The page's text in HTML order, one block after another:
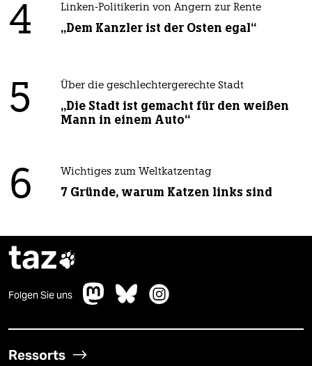
4 Linken-Politikerin von Angern zur Rente
„Dem Kanzler ist der Osten egal“
5 Über die geschlechtergerechte Stadt
„Die Stadt ist gemacht für den weißen
Mann in einem Auto“
6 Wichtiges zum Weltkatzentag
7 Gründe, warum Katzen links sind
taz
Folgen Sie uns
Ressorts